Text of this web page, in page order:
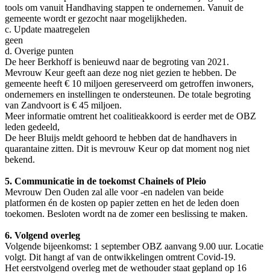
tools om vanuit Handhaving stappen te ondernemen. Vanuit de
gemeente wordt er gezocht naar mogelijkheden.
c. Update maatregelen
geen
d. Overige punten
De heer Berkhoff is benieuwd naar de begroting van 2021.
Mevrouw Keur geeft aan deze nog niet gezien te hebben. De
gemeente heeft € 10 miljoen gereserveerd om getroffen inwoners,
ondernemers en instellingen te ondersteunen. De totale begroting
van Zandvoort is € 45 miljoen.
Meer informatie omtrent het coalitieakkoord is eerder met de OBZ
leden gedeeld,
De heer Bluijs meldt gehoord te hebben dat de handhavers in
quarantaine zitten. Dit is mevrouw Keur op dat moment nog niet
bekend.
5. Communicatie in de toekomst Chainels of Pleio
Mevrouw Den Ouden zal alle voor -en nadelen van beide
platformen én de kosten op papier zetten en het de leden doen
toekomen. Besloten wordt na de zomer een beslissing te maken.
6. Volgend overleg
Volgende bijeenkomst: 1 september OBZ aanvang 9.00 uur. Locatie
volgt. Dit hangt af van de ontwikkelingen omtrent Covid-19.
Het eerstvolgend overleg met de wethouder staat gepland op 16